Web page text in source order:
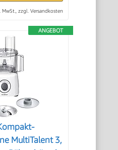
MwSt., zzgl. Versandkosten
ANGEBOT
MultiTalent 3,